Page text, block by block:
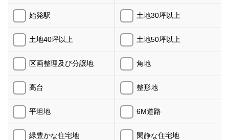
始発駅 土地30坪以上
土地40坪以上 土地50坪以上
区画整理及び分譲地 角地
高台 整形地
平坦地 6M道路
緑豊かな住宅地 閑静な住宅地